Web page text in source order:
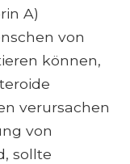
A)
von
können,
verursachen
von
sollte